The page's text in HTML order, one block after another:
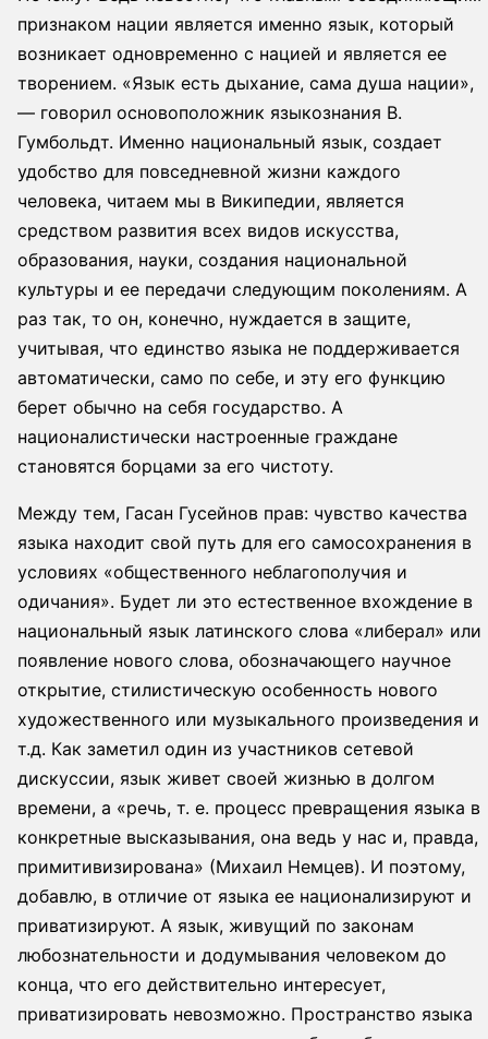
признаком нации является именно язык, который
возникает одновременно с нацией и является ее
творением. «Язык есть дыхание, сама душа нации»,
— говорил основоположник языкознания В.
Гумбольдт. Именно национальный язык, создает
удобство для повседневной жизни каждого
человека, читаем мы в Википедии, является
средством развития всех видов искусства,
образования, науки, создания национальной
культуры и ее передачи следующим поколениям. А
раз так, то он, конечно, нуждается в защите,
учитывая, что единство языка не поддерживается
автоматически, само по себе, и эту его функцию
берет обычно на себя государство. А
националистически настроенные граждане
становятся борцами за его чистоту.
Между тем, Гасан Гусейнов прав: чувство качества
языка находит свой путь для его самосохранения в
условиях «общественного неблагополучия и
одичания». Будет ли это естественное вхождение в
национальный язык латинского слова «либерал» или
появление нового слова, обозначающего научное
открытие, стилистическую особенность нового
художественного или музыкального произведения и
т.д. Как заметил один из участников сетевой
дискуссии, язык живет своей жизнью в долгом
времени, а «речь, т. е. процесс превращения языка в
конкретные высказывания, она ведь у нас и, правда,
примитивизирована» (Михаил Немцев). И поэтому,
добавлю, в отличие от языка ее национализируют и
приватизируют. А язык, живущий по законам
любознательности и додумывания человеком до
конца, что его действительно интересует,
приватизировать невозможно. Пространство языка